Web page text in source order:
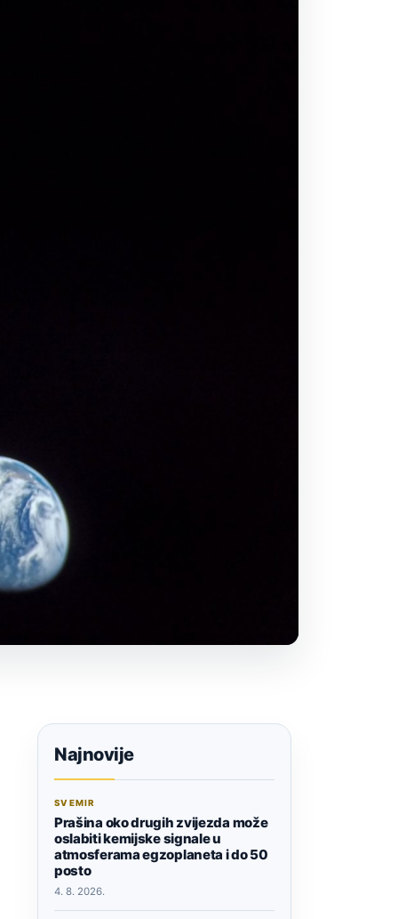
Najnovije
SVEMIR
Prašina oko drugih zvijezda može
oslabiti kemijske signale u
atmosferama egzoplaneta i do 50
posto
4. 8. 2026.